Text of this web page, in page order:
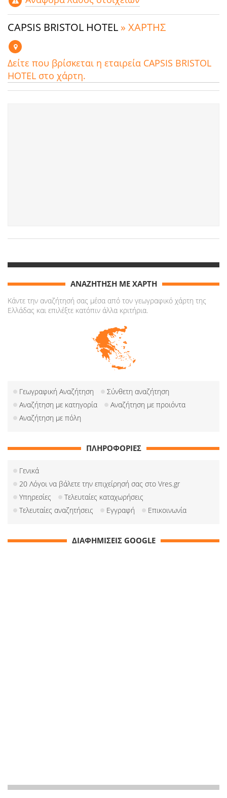
CAPSIS BRISTOL HOTEL » ΧΑΡΤΗΣ
Δείτε που βρίσκεται η εταιρεία CAPSIS BRISTOL
HOTEL στο χάρτη.
ΑΝΑΖΗΤΗΣΗ ΜΕ ΧΑΡΤΗ
Κάντε την αναζήτησή σας μέσα από τον γεωγραφικό χάρτη της
Ελλάδας και επιλέξτε κατόπιν άλλα κριτήρια.
Γεωγραφική Αναζήτηση
Σύνθετη αναζήτηση
Αναζήτηση με κατηγορία
Αναζήτηση με προιόντα
Αναζήτηση με πόλη
ΠΛΗΡΟΦΟΡΙΕΣ
Γενικά
20 Λόγοι να βάλετε την επιχείρησή σας στο Vres.gr
Υπηρεσίες
Τελευταίες καταχωρήσεις
Τελευταίες αναζητήσεις
Εγγραφή Επικοινωνία
ΔΙΑΦΗΜΙΣΕΙΣ GOOGLE